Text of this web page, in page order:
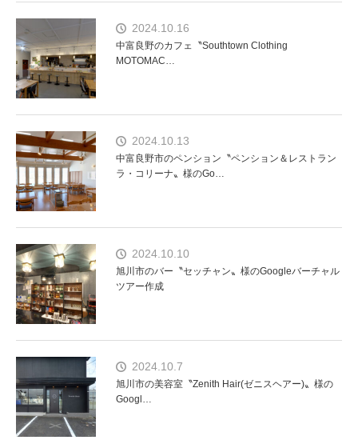
2024.10.16
中富良野のカフェ〝Southtown Clothing
MOTOMAC…
2024.10.13
中富良野市のペンション〝ペンション＆レストラン
ラ・コリーナ〟様のGo…
2024.10.10
旭川市のバー〝セッチャン〟様のGoogleバーチャル
ツアー作成
2024.10.7
旭川市の美容室〝Zenith Hair(ゼニスヘアー)〟様の
Googl…